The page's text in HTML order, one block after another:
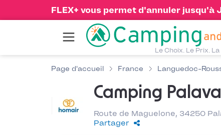
FLEX+ vous permet d'annuler
Le Choix. Le Prix.
Page d'accueil France Languedoc-
Camping
Route de Maguelone, 34250
Partager